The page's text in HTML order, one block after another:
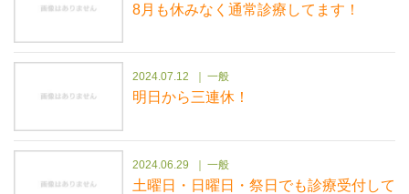
8月も休みなく通常診療してます！
2024.07.12 一般
明日から三連休！
2024.06.29 一般
土曜日・日曜日・祭日でも診療受付して